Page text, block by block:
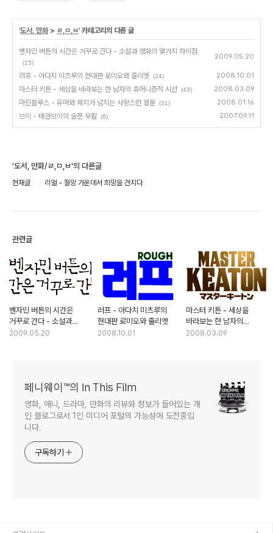
'도서, 만화> ㄹ,ㅁ,ㅂ' 카테고리의 다른 글
벤자민 버튼의 시간은 거꾸로 간다 - 소설과 영화의 몇가지 차이점
(15)
2009.05.20
러프 - 아다치 미츠루의 현대판 로미오와 줄리엣 (24) 2008.10.01
마스터 키튼 - 세상을 바라보는 한 남자의 휴머니즘적 시선 (43) 2008.03.09
마린블루스 - 유머와 재치가 넘치는 사랑스런 웹툰 (31) 2008.01.16
브이 - 태권브이의 슬픈 부활 (6) 2007.09.11
'도서, 만화/ㄹ,ㅁ,ㅂ'의 다른글
현재글 리얼 - 절망 가운데서 희망을 건지다
관련글
벤자민 버튼의 시간은
거꾸로 간다 - 소설과
영화의 몇가지 차이점
2009.05.20
러프 - 아다치 미츠루의
현대판 로미오와 줄리엣
2008.10.01
마스터 키튼 - 세상을
바라보는 한 남자의
휴머니즘적 시선
2008.03.09
페니웨이™의 In This Film
영화, 애니, 드라마, 만화의 리뷰와 정보가 들어있는 개
인 블로그로서 1인 미디어 포털의 가능성에 도전중입
니다.
구독하기